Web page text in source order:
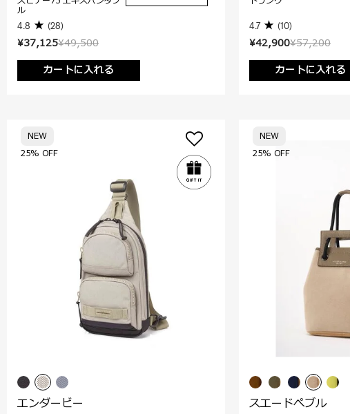
¥49,500
¥37,125
カートに入れる
ル
4.8 (28)
¥57,200
¥42,900
カートに入れる
4.7 (10)
25% OFF
NEW
エンダービー
25% OFF
NEW
スエードぺブル